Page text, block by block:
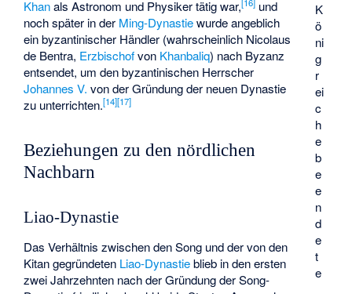
K
ö
ni
g
r
ei
c
h
e
b
e
e
n
d
e
t
e
Khanals Astronom und Physiker tätig war,[16] und
noch später in der Ming-Dynastiewurde angeblich
ein byzantinischer Händler (wahrscheinlich Nicolaus
de Bentra, Erzbischofvon Khanbaliq) nach Byzanz
entsendet, um den byzantinischen Herrscher
Johannes V. von der Gründung der neuen Dynastie
zu unterrichten.[14][17]
Beziehungen zu den nördlichen
Nachbarn
Liao-Dynastie
Das Verhältnis zwischen den Song und der von den
Kitan gegründeten Liao-Dynastieblieb in den ersten
zwei Jahrzehnten nach der Gründung der Song-